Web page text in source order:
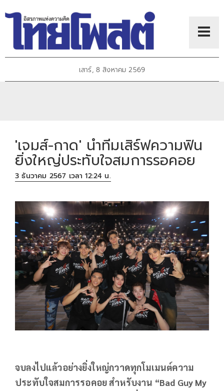
เสาร์, 8 สิงหาคม 2569
'เจมส์-กาด' นำทีมเสิร์ฟความฟิน
ยิ่งใหญ่ประทับใจสมการรอคอย
3 ธันวาคม 2567 เวลา 12:24 น.
จบลงไปแล้วอย่างยิ่งใหญ่กวาดทุกโมเมนต์ความ
ประทับใจสมการรอคอย สำหรับงาน “Bad Guy My